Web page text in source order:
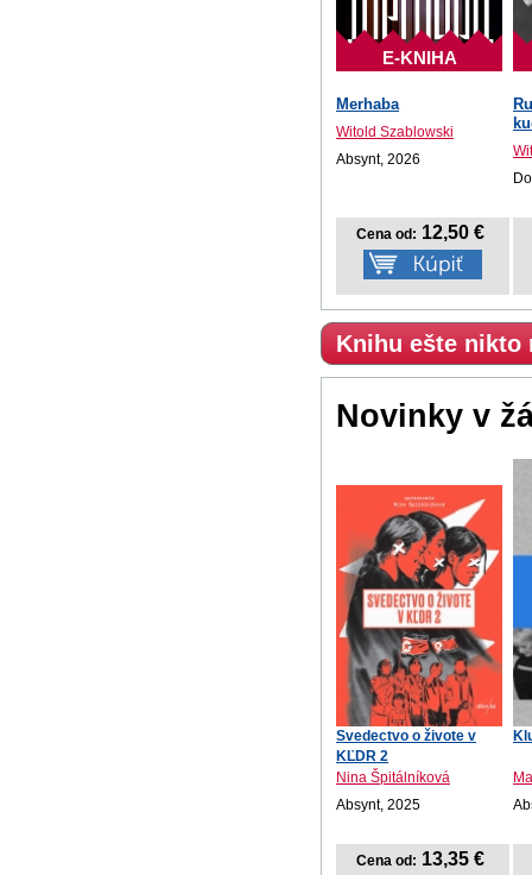
E-KNIHA
Merhaba
Witold Szablowski
Absynt, 2026
Cena od: 12,50 €
Knihu ešte nikto
Novinky v
Svedectvo o živote v
KĽDR 2
Nina Špitálníková
Absynt, 2025
Cena od: 13,35 €